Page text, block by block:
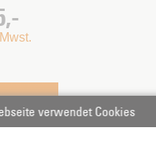
verwendet Cookies